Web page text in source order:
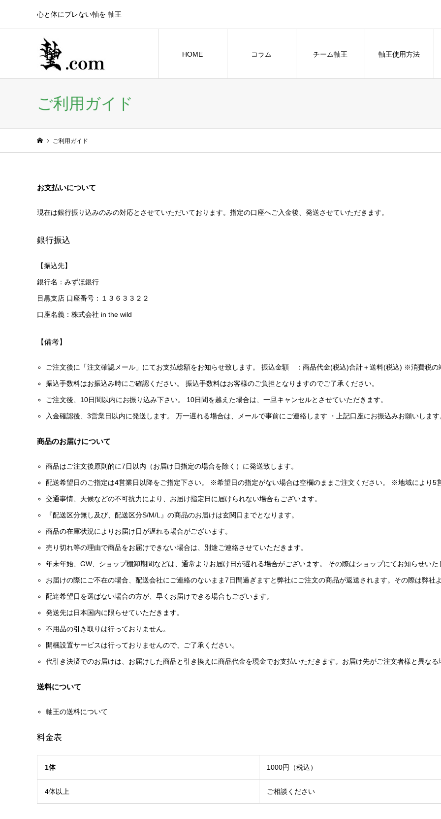
心と体にブレない軸を 軸王
HOME コラム チーム軸王 軸王使用方法
ご利用ガイド
ご利用ガイド
お支払いについて
現在は銀行振り込みのみの対応とさせていただいております。指定の口座へご入金後、発送させていただきます。
銀行振込
【振込先】
銀行名：みずほ銀行
目黒支店 口座番号：１３６３３２２
口座名義：株式会社 in the wild
【備考】
ご注文後に「注文確認メール」にてお支払総額をお知らせ致します。 振込金額 ：商品代金(税込)合計＋送料(税込) ※消費税の
振込手数料はお振込み時にご確認ください。 振込手数料はお客様のご負担となりますのでご了承ください。
ご注文後、10日間以内にお振り込み下さい。 10日間を越えた場合は、一旦キャンセルとさせていただきます。
入金確認後、3営業日以内に発送します。 万一遅れる場合は、メールで事前にご連絡します ・上記口座にお振込みお願いします
商品のお届けについて
商品はご注文後原則的に7日以内（お届け日指定の場合を除く）に発送致します。
配送希望日のご指定は4営業日以降をご指定下さい。 ※希望日の指定がない場合は空欄のままご注文ください。 ※地域により5
交通事情、天候などの不可抗力により、お届け指定日に届けられない場合もございます。
『配送区分無し及び、配送区分S/M/L』の商品のお届けは玄関口までとなります。
商品の在庫状況によりお届け日が遅れる場合がございます。
売り切れ等の理由で商品をお届けできない場合は、別途ご連絡させていただきます。
年末年始、GW、ショップ棚卸期間などは、通常よりお届け日が遅れる場合がございます。 その際はショップにてお知らせいた
お届けの際にご不在の場合、配送会社にご連絡のないまま7日間過ぎますと弊社にご注文の商品が返送されます。その際は弊社
配達希望日を選ばない場合の方が、早くお届けできる場合もございます。
発送先は日本国内に限らせていただきます。
不用品の引き取りは行っておりません。
開梱設置サービスは行っておりませんので、ご了承ください。
代引き決済でのお届けは、お届けした商品と引き換えに商品代金を現金でお支払いただきます。お届け先がご注文者様と異なる
送料について
軸王の送料について
料金表
1体 1000円（税込）
4体以上 ご相談ください